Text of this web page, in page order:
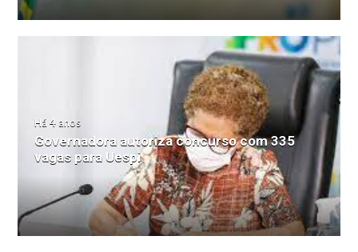
Há 4 anos
Governadora autoriza concurso com 335
vagas para Uespi